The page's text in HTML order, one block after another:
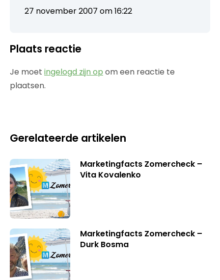
27 november 2007 om 16:22
Plaats reactie
Je moet ingelogd zijn op om een reactie te
plaatsen.
Gerelateerde artikelen
Marketingfacts Zomercheck –
Vita Kovalenko
Marketingfacts Zomercheck –
Durk Bosma